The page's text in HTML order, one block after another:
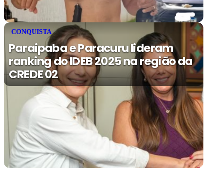
CONQUISTA
Paraipaba e Paracuru lideram
ranking do IDEB 2025 na região da
CREDE 02